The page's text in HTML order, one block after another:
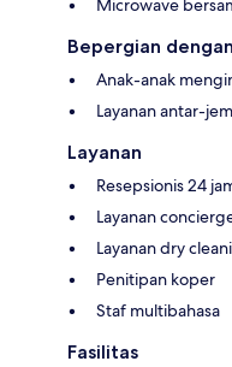
Microwave
Bepergian
Anak-anak
Layanan antar-
Layanan
Resepsionis 24
Layanan
Layanan dry
Penitipan koper
Staf multibahasa
Fasilitas